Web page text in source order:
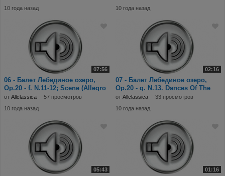
10 года назад
10 года назад
07:56
06 - Балет Лебединое озеро,
Op.20 - f. N.11-12; Scene (Allegro
moderat
от Allclassica
57 просмотров
10 года назад
02:16
07 - Балет Лебединое озеро,
Op.20 - g. N.13. Dances Of The
Swans--I. T
от Allclassica
33 просмотров
10 года назад
05:43 01:16